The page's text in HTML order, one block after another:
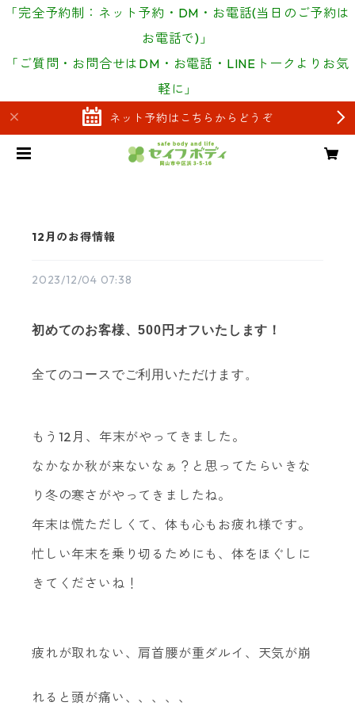
「完全予約制：ネット予約・DM・お電話(当日のご予約は
お電話で)」
「ご質問・お問合せはDM・お電話・LINEトークよりお気
軽に」
ネット予約はこちらからどうぞ
12月のお得情報
2023/12/04 07:38
初めてのお客様、500円オフいたします！
全てのコースでご利用いただけます。
もう12月、年末がやってきました。
なかなか秋が来ないなぁ？と思ってたらいきな
り冬の寒さがやってきましたね。
年末は慌ただしくて、体も心もお疲れ様です。
忙しい年末を乗り切るためにも、体をほぐしに
きてくださいね！
疲れが取れない、肩首腰が重ダルイ、天気が崩
れると頭が痛い、、、、、